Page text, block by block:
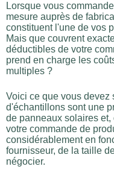
Lorsque vous
mesure auprès de
constituent l'une de vos
Mais que couvrent
déductibles de votre
prend en charge les
multiples ?
Voici ce que vous devez
d'échantillons sont une
de panneaux solaires
votre commande de
considérablement en
fournisseur, de la taille
négocier.